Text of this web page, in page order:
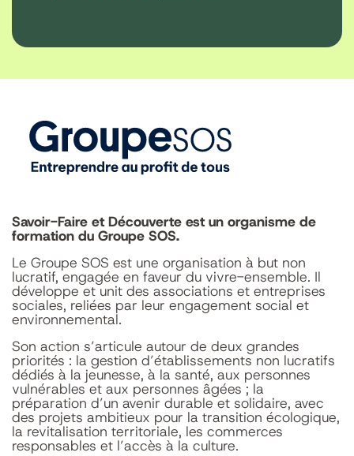
Savoir-Faire et Découverte est un organisme de
formation du Groupe SOS.
Le Groupe SOS est une organisation à but non
lucratif, engagée en faveur du vivre-ensemble. Il
développe et unit des associations et entreprises
sociales, reliées par leur engagement social et
environnemental.
Son action s’articule autour de deux grandes
priorités : la gestion d’établissements non lucratifs
dédiés à la jeunesse, à la santé, aux personnes
vulnérables et aux personnes âgées ; la
préparation d’un avenir durable et solidaire, avec
des projets ambitieux pour la transition écologique,
la revitalisation territoriale, les commerces
responsables et l’accès à la culture.